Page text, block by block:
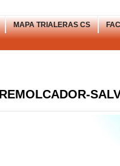
MAPA TRIALERAS CS